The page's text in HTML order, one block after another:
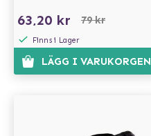
63,20 kr 79 kr
Finns i Lager
LÄGG I VARUKORGEN